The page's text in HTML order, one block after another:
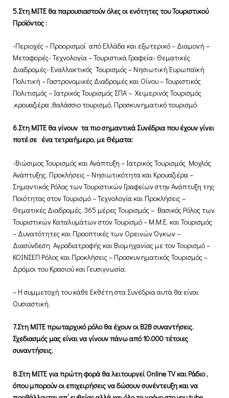
5.Στη ΜΙΤΕ θα παρουσιαστούν όλες οι ενότητες του Τουριστικού
Προϊόντος :
-Περιοχές – Προορισμοί από Ελλάδα και εξωτερικό – Διαμονή –
Μεταφορές- Τεχνολογία – Τουριστικά Γραφεία- Θεματικές
Διαδρομές- Εναλλακτικός Τουρισμός – Νησιωτική Ευρωπαϊκή
Πολιτική – Γαστρονομικές Διαδρομές και Οίνου – Τουριστικός
Πολιτισμός – Ιατρικός Τουρισμός ΣΠΑ – Χειμερινός Τουρισμός
,κρουαζιέρα ,θαλάσσιο τουρισμό, Προσκυνηματικό τουρισμό
6.Στη ΜΙΤΕ θα γίνουν τα πιο σημαντικά Συνέδρια που έχουν γίνει
ποτέ σε ένα τετραήμερο, με Θέματα:
-Βιώσιμος Τουρισμός και Ανάπτυξη – Ιατρικός Τουρισμός Μοχλός
Ανάπτυξης, Προκλήσεις – Νησιωτικότητα και Κρουαζιέρα –
Σημαντικός Ρόλος των Τουριστικών Γραφείων στην Ανάπτυξη της
Ποιότητας στον Τουρισμό – Τεχνολογία και Προκλήσεις –
Θεματικές Διαδρομές, 365 μέρες Τουρισμός – Βασικός Ρόλος των
Τουριστικών Καταλυμάτων στον Τουρισμό – Μ.Μ.Ε. και Τουρισμός
– Δυνατότητες και Προοπτικές των Ορεινών Όγκων –
Διασύνδεση Αγροδιατροφής και Βιομηχανίας με τον Τουρισμό –
ΚΟΙΝΣΕΠ Ρόλος και Προκλήσεις – Προσκυνηματικός Τουρισμός –
Δρόμοι του Κρασιού και Γευσιγνωσία.
– Η συμμετοχή του κάθε Εκθέτη στα Συνέδρια αυτά θα είναι
Ουσιαστική.
7.Στη ΜΙΤΕ πρωταρχικό ρόλο θα έχουν οι Β2Β συναντήσεις.
Σχεδιασμός μας είναι να γίνουν πάνω από 10.000 τέτοιες
συναντήσεις.
8.Στη ΜΙΤΕ για πρώτη φορά θα λειτουργεί OnlineTV και Ράδιο ,
όπου μπορούν οι επιχειρήσεις να δώσουν συνέντευξη και να